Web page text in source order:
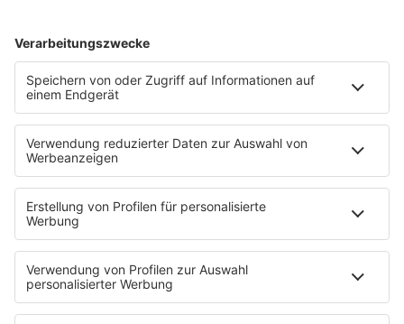
03.02.2025
Salt´n Pepa - Push It
INFO
27.01.2025
Guns N’ Roses - Sweet Child o’ Mine
INFO
Madonna - Papa, Don´t Preach